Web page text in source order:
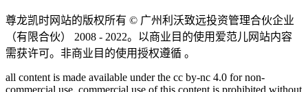
尊龙凯时网站的版权所有 © 广州利沃致远投资管理合伙企业
（有限合伙）
2008 - 2022。以商业目的使用爱范儿网站内容
需获许可。非商业目的使用授权遵循 。
all content is made available under the cc by-nc 4.0 for non-